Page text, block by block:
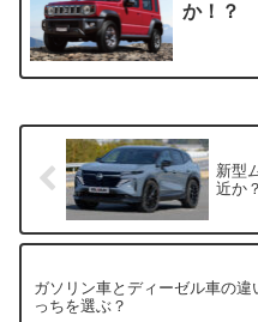
か！？
新型
近か
ガソリン車とディーゼル車の違
っちを選ぶ？